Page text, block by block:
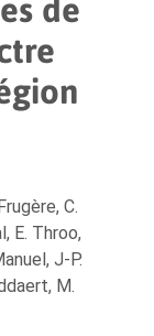
C.
E. Throo,
J-P.
M.